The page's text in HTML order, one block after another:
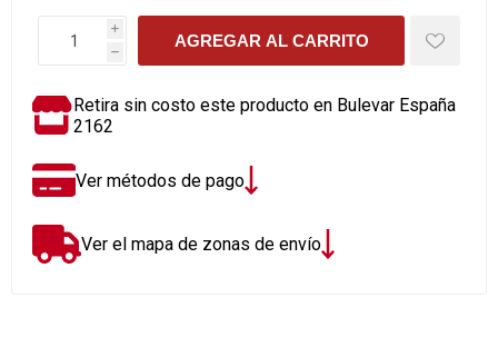
i
h
AGREGAR AL CARRITO
Retira sin costo este producto en Bulevar España
2162
Ver métodos de pago
Ver el mapa de zonas de envío